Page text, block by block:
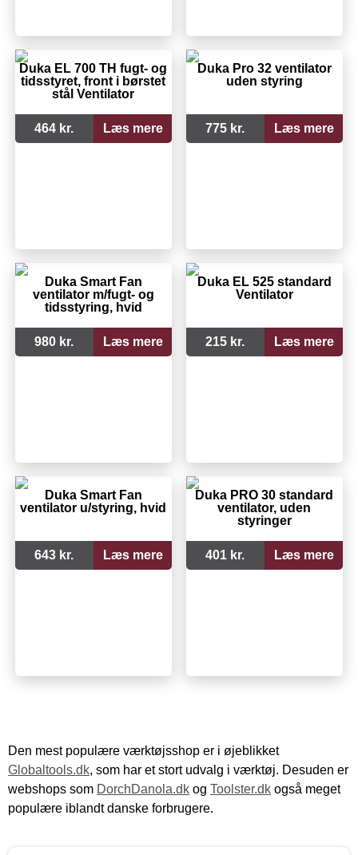
Duka EL 700 TH fugt- og
tidsstyret, front i børstet
stål Ventilator
464 kr. Læs mere
Duka Pro 32 ventilator
uden styring
775 kr. Læs mere
Duka Smart Fan
ventilator m/fugt- og
tidsstyring, hvid
980 kr. Læs mere
Duka EL 525 standard
Ventilator
215 kr. Læs mere
Duka Smart Fan
ventilator u/styring, hvid
643 kr. Læs mere
Duka PRO 30 standard
ventilator, uden
styringer
401 kr. Læs mere
Den mest populære værktøjsshop er i øjeblikket
Globaltools.dk, som har et stort udvalg i værktøj. Desuden er
webshops som DorchDanola.dk og Toolster.dk også meget
populære iblandt danske forbrugere.